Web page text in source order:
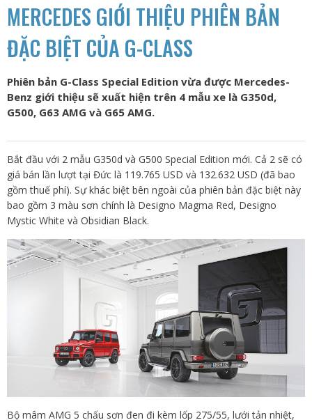
MERCEDES GIỚI THIỆU PHIÊN BẢN
ĐẶC BIỆT CỦA G-CLASS
Phiên bản G-Class Special Edition vừa được Mercedes-
Benz giới thiệu sẽ xuất hiện trên 4 mẫu xe là G350d,
G500, G63 AMG và G65 AMG.
Bắt đầu với 2 mẫu G350d và G500 Special Edition mới. Cả 2 sẽ có
giá bán lần lượt tại Đức là 119.765 USD và 132.632 USD (đã bao
gồm thuế phí). Sự khác biệt bên ngoài của phiên bản đặc biệt này
bao gồm 3 màu sơn chính là Designo Magma Red, Designo
Mystic White và Obsidian Black.
Bộ mâm AMG 5 chấu sơn đen đi kèm lốp 275/55, lưới tản nhiệt,